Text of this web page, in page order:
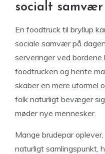
socialt samvær
En foodtruck til bryllup
sociale samvær på
serveringer ved
foodtrucken og hente
skaber en mere uformel
folk naturligt bevæger
møder nye mennesker.
Mange brudepar
naturligt samlingspunkt,